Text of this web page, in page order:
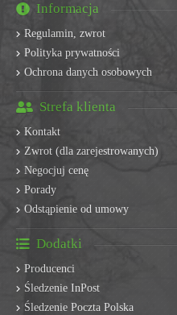
Informacja
Regulamin, zwrot
Polityka prywatności
Ochrona danych osobowych
Strefa klienta
Kontakt
Zwrot (dla zarejestrowanych)
Negocjuj cenę
Porady
Odstąpienie od umowy
Dodatki
Producenci
Śledzenie InPost
Śledzenie Poczta Polska